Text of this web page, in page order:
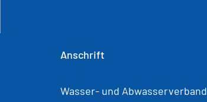
Anschrift
Wasser- und Abwasserverband